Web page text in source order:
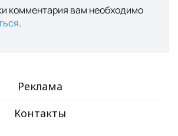
комментария вам необходимо
.
Реклама
Контакты